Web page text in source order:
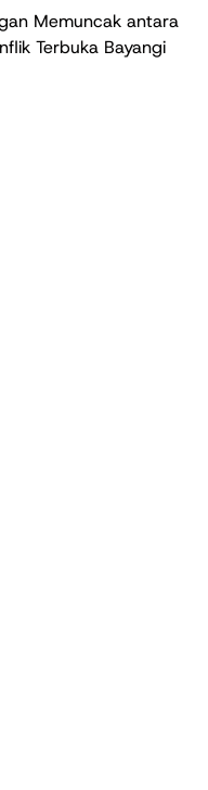
Memuncak antara
Terbuka Bayangi